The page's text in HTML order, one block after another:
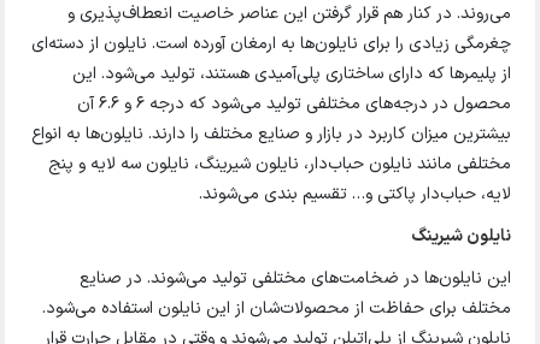
می‌روند. در کنار هم قرار گرفتن این عناصر خاصیت انعطاف‌پذیری و
چغرمگی زیادی را برای نایلون‌ها به ارمغان آورده است. نایلون‌ از دسته‌ای
از پلیمرها که دارای ساختاری پلی‌آمیدی هستند، تولید می‌شود. این
محصول در درجه‌های مختلفی تولید می‌شود که درجه ۶ و ۶.۶ آن
بیشترین میزان کاربرد در بازار و صنایع مختلف را دارند. نایلون‌ها به انواع
مختلفی مانند نایلون حباب‌دار، نایلون شیرینگ، نایلون سه لایه و پنج
لایه، حباب‌دار پاکتی و… تقسیم بندی می‌شوند.
نایلون شیرینگ
این نایلون‌ها در ضخامت‌های مختلفی تولید می‌شوند. در صنایع
مختلف برای حفاظت از محصولات‌شان از این نایلون استفاده می‌شود.
نایلون شیرینگ از پلی‌اتیلن تولید می‌شوند و وقتی در مقابل حرارت قرار